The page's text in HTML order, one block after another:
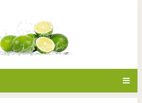
просто. Вот